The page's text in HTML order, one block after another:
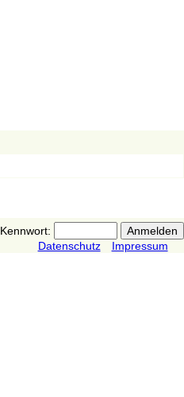
Kennwort:
Datenschutz
Impressum